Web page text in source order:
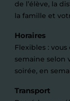
de l’élève, la
la famille et
Horaires
Flexibles :
semaine selon
soirée, en
Transport